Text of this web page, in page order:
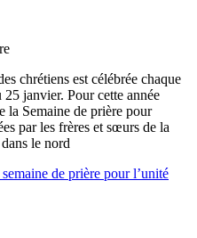
chrétiens est célébrée chaque
25 janvier. Pour cette année
la Semaine de prière pour
par les frères et sœurs de la
le nord
de prière pour l’unité